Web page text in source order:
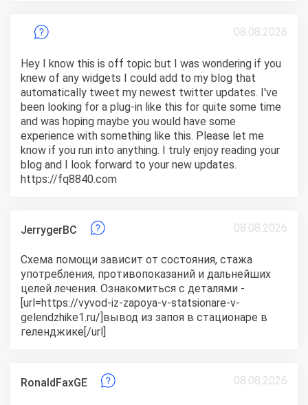
08.08.2026
Hey I know this is off topic but I was wondering if you
knew of any widgets I could add to my blog that
automatically tweet my newest twitter updates. I've
been looking for a plug-in like this for quite some time
and was hoping maybe you would have some
experience with something like this. Please let me
know if you run into anything. I truly enjoy reading your
blog and I look forward to your new updates.
https://fq8840.com
JerrygerBC 08.08.2026
Схема помощи зависит от состояния, стажа
употребления, противопоказаний и дальнейших
целей лечения. Ознакомиться с деталями -
[url=https://vyvod-iz-zapoya-v-statsionare-v-
gelendzhike1.ru/]вывод из запоя в стационаре в
геленджике[/url]
RonaldFaxGE 08.08.2026